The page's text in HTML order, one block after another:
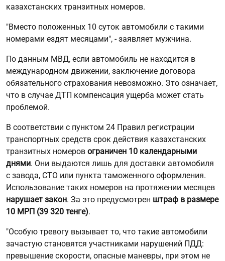
казахстанских транзитных номеров.
"Вместо положенных 10 суток автомобили с такими
номерами ездят месяцами", - заявляет мужчина.
По данным МВД, если автомобиль не находится в
международном движении, заключение договора
обязательного страхования невозможно. Это означает,
что в случае ДТП компенсация ущерба может стать
проблемой.
В соответствии с пунктом 24 Правил регистрации
транспортных средств срок действия казахстанских
транзитных номеров ограничен 10 календарными
днями. Они выдаются лишь для доставки автомобиля
с завода, СТО или пункта таможенного оформления.
Использование таких номеров на протяжении месяцев
нарушает закон. За это предусмотрен штраф в размере
10 МРП (39 320 тенге).
"Особую тревогу вызывает то, что такие автомобили
зачастую становятся участниками нарушений ПДД:
превышение скорости, опасные маневры, при этом не